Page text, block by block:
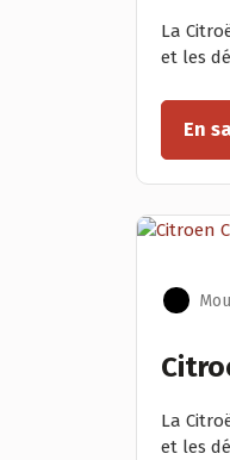
La
et les
En
La
et les